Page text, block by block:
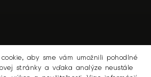
aby sme vám umožnili pohodlné
stránky a vďaka analýze neustále